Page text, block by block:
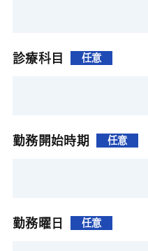
診療科目 任意
勤務開始時期 任意
勤務曜日 任意